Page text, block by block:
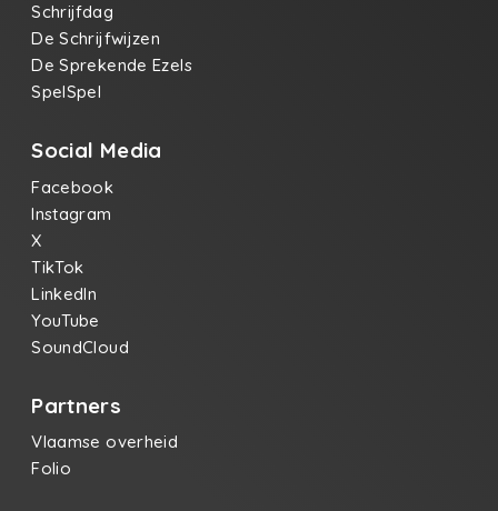
Schrijfdag
De Schrijfwijzen
De Sprekende Ezels
SpelSpel
Social Media
Facebook
Instagram
X
TikTok
LinkedIn
YouTube
SoundCloud
Partners
Vlaamse overheid
Folio